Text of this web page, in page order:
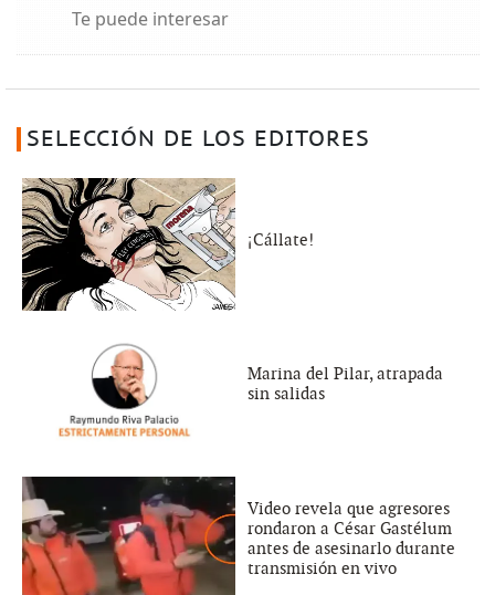
Te puede interesar
SELECCIÓN DE LOS EDITORES
¡Cállate!
Marina del Pilar, atrapada
sin salidas
Video revela que agresores
rondaron a César Gastélum
antes de asesinarlo durante
transmisión en vivo